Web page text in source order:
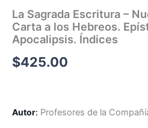
La Sagrada Escritura –
Carta a los Hebreos.
Apocalipsis. Índices
$425.00
Autor: Profesores de la